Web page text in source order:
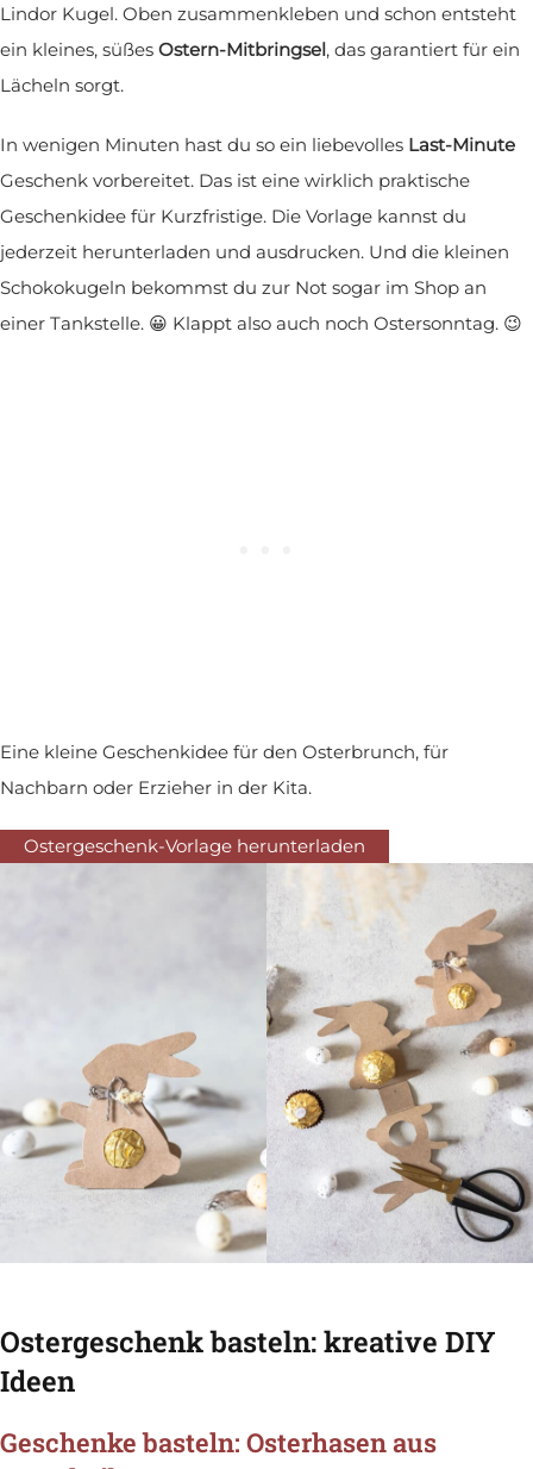
Lindor Kugel. Oben zusammenkleben und schon entsteht
ein kleines, süßes Ostern-Mitbringsel, das garantiert für ein
Lächeln sorgt.
In wenigen Minuten hast du so ein liebevolles Last-Minute
Geschenk vorbereitet. Das ist eine wirklich praktische
Geschenkidee für Kurzfristige. Die Vorlage kannst du
jederzeit herunterladen und ausdrucken. Und die kleinen
Schokokugeln bekommst du zur Not sogar im Shop an
einer Tankstelle. 😀 Klappt also auch noch Ostersonntag. 😉
Eine kleine Geschenkidee für den Osterbrunch, für
Nachbarn oder Erzieher in der Kita.
Ostergeschenk-Vorlage herunterladen
Ostergeschenk basteln: kreative DIY
Ideen
Geschenke basteln: Osterhasen aus